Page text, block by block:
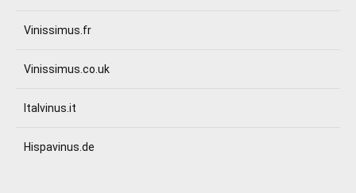
Vinissimus.fr
Vinissimus.co.uk
Italvinus.it
Hispavinus.de